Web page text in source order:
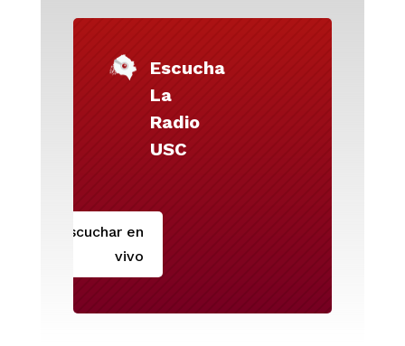
Escucha
La
Radio
USC
Escuchar en
vivo